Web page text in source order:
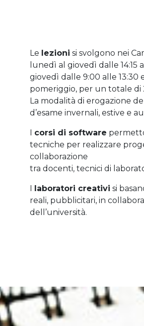
Le lezioni si svolgono nei
lunedì al giovedì dalle 14:15
giovedì dalle 9:00 alle
pomeriggio, per un totale di
La modalità di erogazione
d’esame invernali, estive e
I corsi di software
tecniche per realizzare
collaborazione
tra docenti, tecnici di
I laboratori creativi si
reali, pubblicitari, in
dell’università.